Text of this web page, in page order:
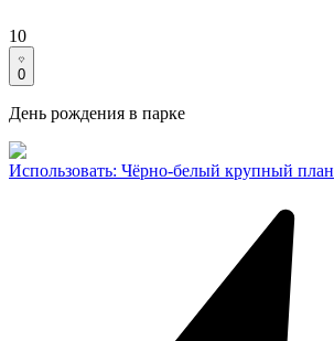
10
0
День рождения в парке
Использовать: Чёрно-белый крупный план